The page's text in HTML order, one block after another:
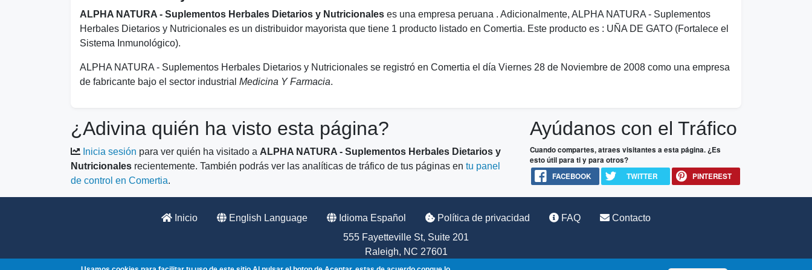
ALPHA NATURA - Suplementos Herbales Dietarios y Nutricionales es una empresa peruana . Adicionalmente, ALPHA NATURA - Suplementos
Herbales Dietarios y Nutricionales es un distribuidor mayorista que tiene 1 producto listado en Comertia. Este producto es : UÑA DE GATO (Fortalece el
Sistema Inmunológico).
ALPHA NATURA - Suplementos Herbales Dietarios y Nutricionales se registró en Comertia el día Viernes 28 de Noviembre de 2008 como una empresa
de fabricante bajo el sector industrial Medicina Y Farmacia.
¿Adivina quién ha visto esta página?
Inicia sesión para ver quién ha visitado a ALPHA NATURA - Suplementos Herbales Dietarios y
Nutricionales recientemente. También podrás ver las analíticas de tráfico de tus páginas en tu panel
de control en Comertia.
Ayúdanos con el Tráfico
Cuando compartes, atraes visitantes a esta página. ¿Es
esto útil para ti y para otros?
FACEBOOK
TWITTER PINTEREST
Inicio English Language Idioma Español Política de privacidad FAQ
Contacto
555 Fayetteville St, Suite 201
Raleigh, NC 27601